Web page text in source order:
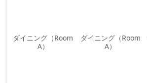
ダイニング（Room
A）
ダイニング（Room
A）